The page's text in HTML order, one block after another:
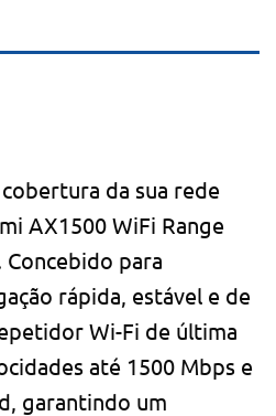
da sua rede
AX1500 WiFi Range
Concebido para
rápida, estável e de
Wi-Fi de última
até 1500 Mbps e
garantindo um